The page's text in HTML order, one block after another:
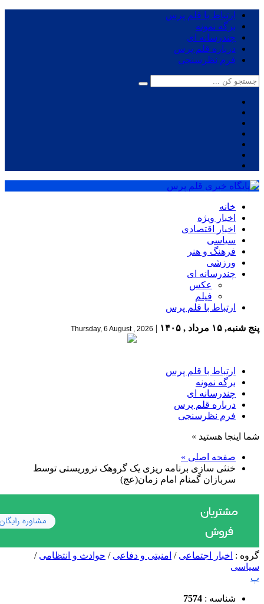
ارتباط با قلم پرس
برگه نمونه
چندرسانه ای
درباره قلم پرس
فرم نظرسنجی
خانه
اخبار ویژه
اخبار اقتصادی
سیاسی
فرهنگ و هنر
ورزشی
چندرسانه ای
عکس
فیلم
ارتباط با قلم پرس
پنج شنبه, ۱۵ مرداد , ۱۴۰۵ |
Thursday, 6 August , 2026
ارتباط با قلم پرس
برگه نمونه
چندرسانه ای
درباره قلم پرس
فرم نظرسنجی
شما اینجا هستید »
صفحه اصلی »
خنثی سازی برنامه ریزی یک گروهک تروریستی توسط
سربازان گمنام امام زمان(عج)
گروه : اخبار اجتماعی / امنیتی و دفاعی / حوادث و انتظامی /
سیاسی
پ
شناسه : 7574